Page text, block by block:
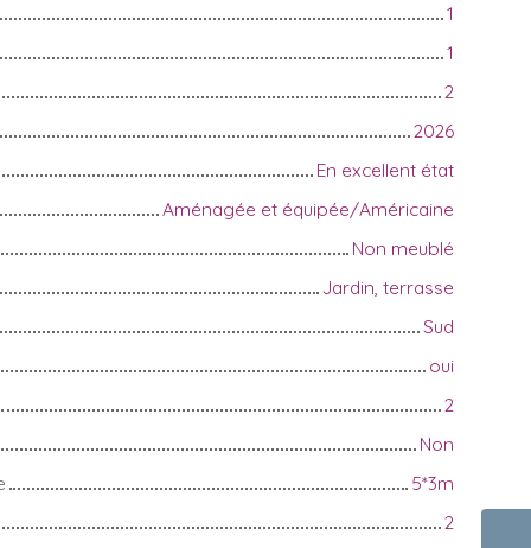
1
1
2
2026
En excellent état
Aménagée et équipée/Américaine
Non meublé
Jardin, terrasse
Sud
oui
2
Non
5*3m
2